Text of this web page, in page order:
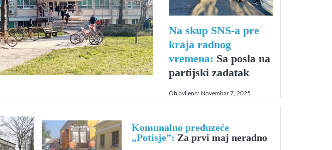
Na skup SNS-a pre
kraja radnog
vremena: Sa posla na
partijski zadatak
Objavljeno: Novembar 7, 2025
Komunalno preduzeće
„Potisje”: Za prvi maj neradno